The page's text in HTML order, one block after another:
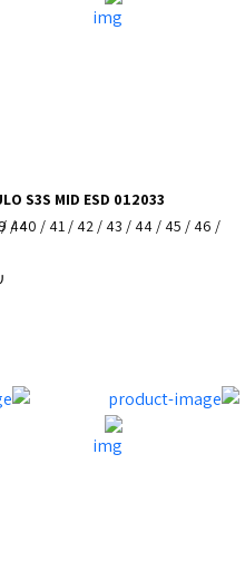
S3S MID ESD 012033
/40 / 41 / 42 / 43 / 44 / 45 / 46 /
/ 44